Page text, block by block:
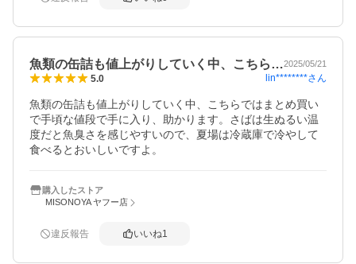
魚類の缶詰も値上がりしていく中、こちら…2025/05/21
5.0 lin********さん
魚類の缶詰も値上がりしていく中、こちらではまとめ買い
で手頃な値段で手に入り、助かります。さばは生ぬるい温
度だと魚臭さを感じやすいので、夏場は冷蔵庫で冷やして
食べるとおいしいですよ。
購入したストア
MISONOYA ヤフー店
違反報告 いいね1